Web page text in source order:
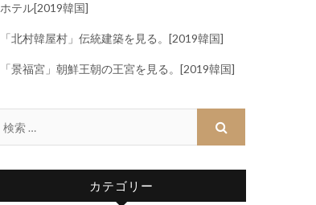
ホテル[2019韓国]
「北村韓屋村」伝統建築を見る。[2019韓国]
「景福宮」朝鮮王朝の王宮を見る。[2019韓国]
カテゴリー